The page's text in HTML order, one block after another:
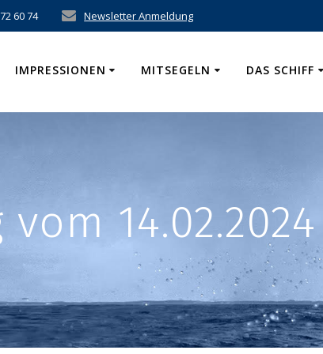
60 74 Newsletter Anmeldung
IMPRESSIONEN MITSEGELN DAS SCHIFF
14.02.2024